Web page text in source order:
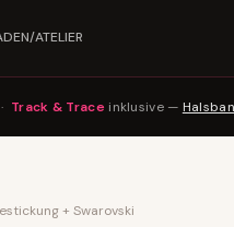
ATELIER
Track & Traceinklusive —
+ Swarovski